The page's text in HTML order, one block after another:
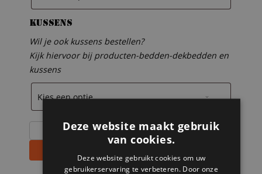
Kussens
Wil je ook kussens bestellen?
Kijk hiervoor bij producten-bedden-dekbedden en
kussens
Steigerhouten
huisjes-
Deze website maakt gebruik
van cookies.
Deze website gebruikt cookies om uw
gebruikerservaring te verbeteren. Door onze